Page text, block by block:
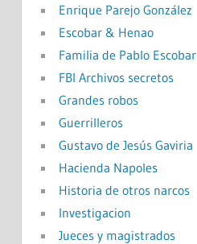
Enrique Parejo González
Escobar & Henao
Familia de Pablo Escobar
FBI Archivos secretos
Grandes robos
Guerrilleros
Gustavo de Jesús Gaviria
Hacienda Napoles
Historia de otros narcos
Investigacion
Jueces y magistrados